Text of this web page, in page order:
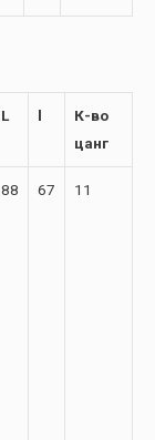
L l
К-во
цанг
88 67 11